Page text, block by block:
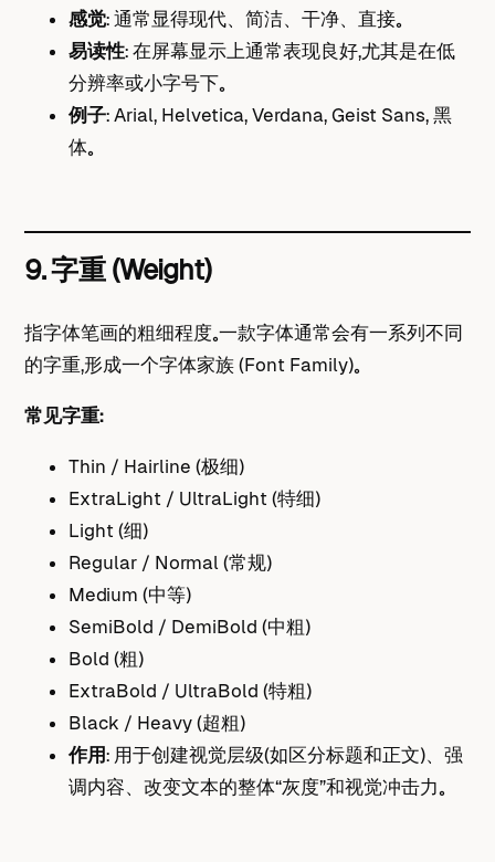
感觉： 通常显得现代、简洁、干净、直接。
易读性： 在屏幕显示上通常表现良好，尤其是在低
分辨率或小字号下。
例子： Arial, Helvetica, Verdana, Geist Sans, 黑
体。
9. 字重 (Weight)
指字体笔画的粗细程度。一款字体通常会有一系列不同
的字重，形成一个字体家族 (Font Family)。
常见字重：
Thin / Hairline (极细)
ExtraLight / UltraLight (特细)
Light (细)
Regular / Normal (常规)
Medium (中等)
SemiBold / DemiBold (中粗)
Bold (粗)
ExtraBold / UltraBold (特粗)
Black / Heavy (超粗)
作用： 用于创建视觉层级（如区分标题和正文）、强
调内容、改变文本的整体“灰度”和视觉冲击力。